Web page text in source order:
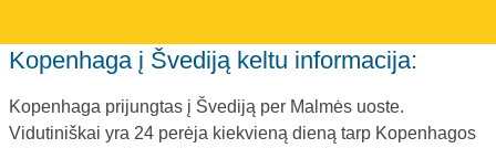
Kopenhaga į Švediją keltu informacija:
Kopenhaga prijungtas į Švediją per Malmės uoste.
Vidutiniškai yra 24 perėja kiekvieną dieną tarp Kopenhagos